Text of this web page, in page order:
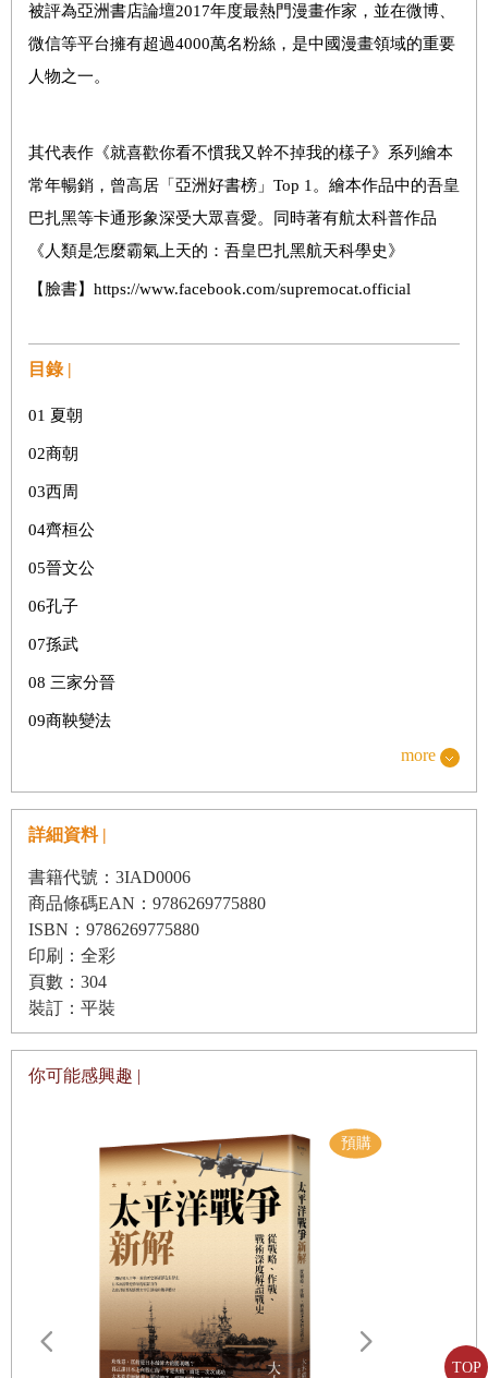
TOP
被評為亞洲書店論壇2017年度最熱門漫畫作家，並在微博、
微信等平台擁有超過4000萬名粉絲，是中國漫畫領域的重要
人物之一。
其代表作《就喜歡你看不慣我又幹不掉我的樣子》系列繪本
常年暢銷，曾高居「亞洲好書榜」Top 1。繪本作品中的吾皇
巴扎黑等卡通形象深受大眾喜愛。同時著有航太科普作品
《人類是怎麼霸氣上天的：吾皇巴扎黑航天科學史》
【臉書】https://www.facebook.com/supremocat.official
目錄 |
01 夏朝
02商朝
03西周
04齊桓公
05晉文公
06孔子
07孫武
08 三家分晉
09商鞅變法
11秦始皇
more
詳細資料 |
書籍代號：3IAD0006
商品條碼EAN：9786269775880
ISBN：9786269775880
印刷：全彩
頁數：304
裝訂：平裝
你可能感興趣 |
遠野物語：